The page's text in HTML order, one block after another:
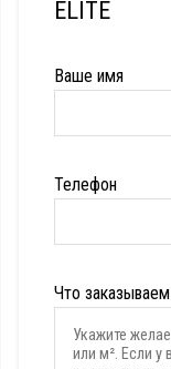
ELITE
Ваше имя
Телефон
Что заказываем